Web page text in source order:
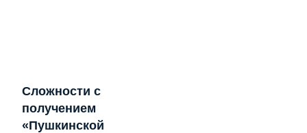
Сложности с
получением
«Пушкинской